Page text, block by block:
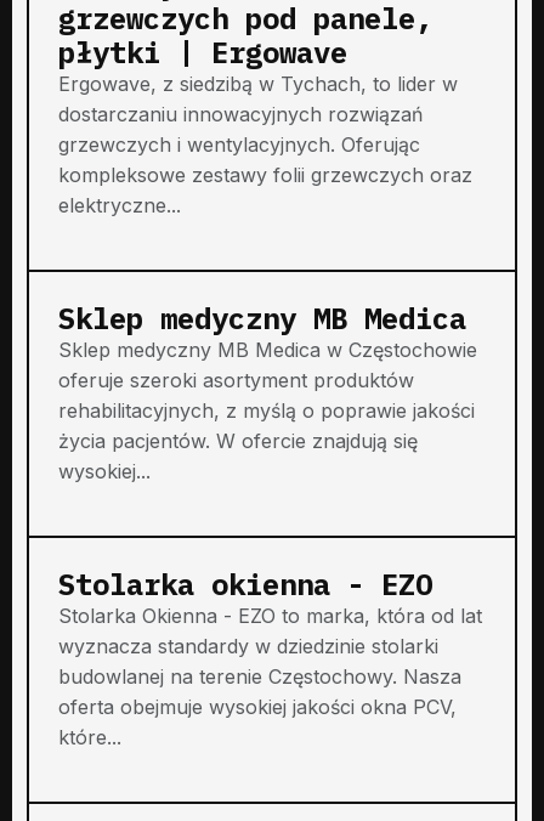
grzewczych pod panele,
płytki | Ergowave
Ergowave, z siedzibą w Tychach, to lider w
dostarczaniu innowacyjnych rozwiązań
grzewczych i wentylacyjnych. Oferując
kompleksowe zestawy folii grzewczych oraz
elektryczne...
Sklep medyczny MB Medica
Sklep medyczny MB Medica w Częstochowie
oferuje szeroki asortyment produktów
rehabilitacyjnych, z myślą o poprawie jakości
życia pacjentów. W ofercie znajdują się
wysokiej...
Stolarka okienna - EZO
Stolarka Okienna - EZO to marka, która od lat
wyznacza standardy w dziedzinie stolarki
budowlanej na terenie Częstochowy. Nasza
oferta obejmuje wysokiej jakości okna PCV,
które...